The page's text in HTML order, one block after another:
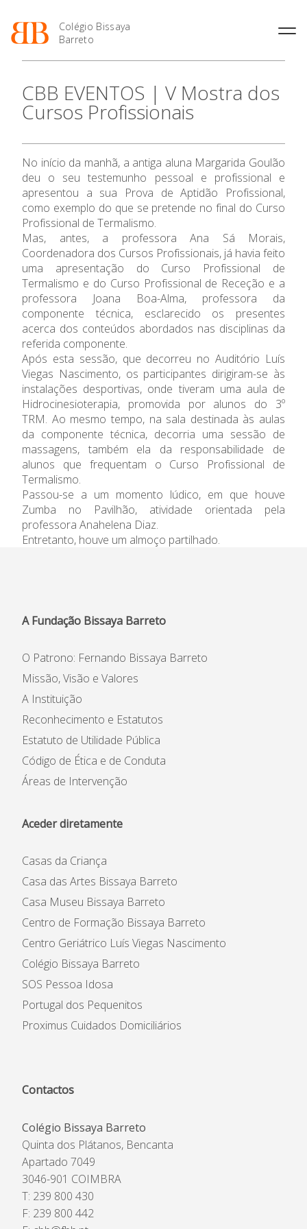
Colégio Bissaya
Barreto
O Colégio
Projeto Educativo
Organização
Colaboradores Não
Docentes
Instalações
Ofertas de emprego
Regulamentos
Jornal “O Coreto”
Privacidade
Oferta Formativa
Enriquecimento Curricular
Oferta Curricular
Sala de Estudo
Atividades de Interrupção
Letiva
Academia de Línguas
Ensino Profissional
Profissionais
Matrículas
Termalismo
Curso de Técnico/a de Apoio
à Família e à Comunidade
Ofertas de Emprego
Ano Letivo
2027
Calendários
de Educação
SIGE
Secretariado de Exames
Admissão
Informações
APEE
Notícias
CBB EVENTOS | V Mostra dos
Cursos Profissionais
No início da manhã, a antiga aluna Margarida Goulão
deu o seu testemunho pessoal e profissional e
apresentou a sua Prova de Aptidão Profissional,
como exemplo do que se pretende no final do Curso
Profissional de Termalismo.
Mas, antes, a professora Ana Sá Morais,
Coordenadora dos Cursos Profissionais, já havia feito
uma apresentação do Curso Profissional de
Termalismo e do Curso Profissional de Receção e a
professora Joana Boa-Alma, professora da
componente técnica, esclarecido os presentes
acerca dos conteúdos abordados nas disciplinas da
referida componente.
Após esta sessão, que decorreu no Auditório Luís
Viegas Nascimento, os participantes dirigiram-se às
instalações desportivas, onde tiveram uma aula de
Hidrocinesioterapia, promovida por alunos do 3º
TRM. Ao mesmo tempo, na sala destinada às aulas
da componente técnica, decorria uma sessão de
massagens, também ela da responsabilidade de
alunos que frequentam o Curso Profissional de
Termalismo.
Passou-se a um momento lúdico, em que houve
Zumba no Pavilhão, atividade orientada pela
professora Anahelena Diaz.
Entretanto, houve um almoço partilhado.
A Fundação Bissaya Barreto
O Patrono: Fernando Bissaya Barreto
Missão, Visão e Valores
A Instituição
Reconhecimento e Estatutos
Estatuto de Utilidade Pública
Código de Ética e de Conduta
Áreas de Intervenção
Aceder diretamente
Casas da Criança
Casa das Artes Bissaya Barreto
Casa Museu Bissaya Barreto
Centro de Formação Bissaya Barreto
Centro Geriátrico Luís Viegas Nascimento
Colégio Bissaya Barreto
SOS Pessoa Idosa
Portugal dos Pequenitos
Proximus Cuidados Domiciliários
Contactos
Colégio Bissaya Barreto
Quinta dos Plátanos, Bencanta
Apartado 7049
3046-901 COIMBRA
T: 239 800 430
F: 239 800 442